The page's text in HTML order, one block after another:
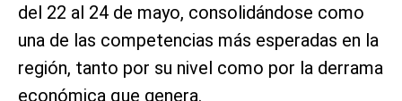
del 22 al 24 de mayo, consolidándose como
una de las competencias más esperadas en la
región, tanto por su nivel como por la derrama
económica que genera.